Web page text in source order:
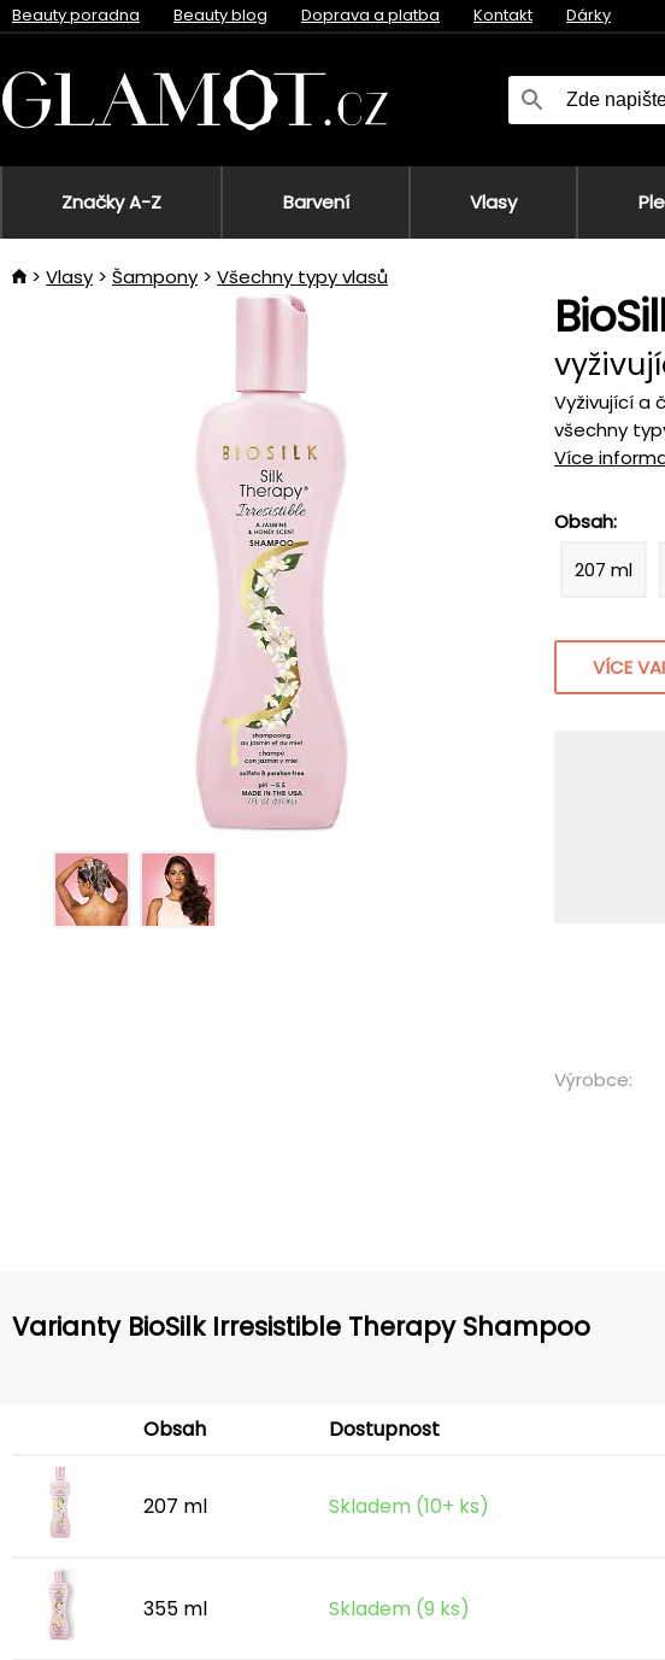
Beauty poradna Beauty blog Doprava a platba Kontakt Dárky
Značky A-Z Barvení Vlasy
Vlasy Šampony Všechny typy vlasů
Vyživující a
všechny
Více
Obsah:
207 ml
VÍCE
Výrobce:
Varianty BioSilk Irresistible Therapy Shampoo
Obsah Dostupnost
207 ml Skladem (10+ ks)
355 ml Skladem (9 ks)